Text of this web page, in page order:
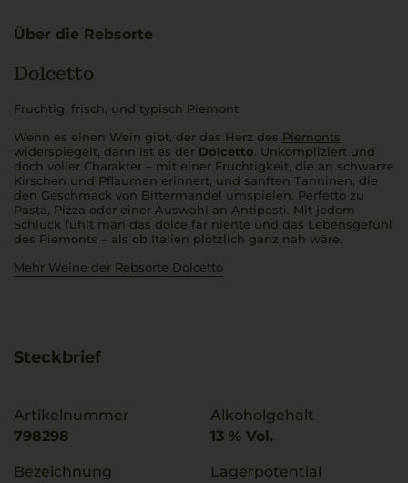
Über die Rebsorte
Dolcetto
Fruchtig, frisch, und typisch Piemont
Wenn es einen Wein gibt, der das Herz des Piemonts
widerspiegelt, dann ist es der Dolcetto. Unkompliziert und
doch voller Charakter – mit einer Fruchtigkeit, die an schwarze
Kirschen und Pflaumen erinnert, und sanften Tanninen, die
den Geschmack von Bittermandel umspielen. Perfetto zu
Pasta, Pizza oder einer Auswahl an Antipasti. Mit jedem
Schluck fühlt man das dolce far niente und das Lebensgefühl
des Piemonts – als ob Italien plötzlich ganz nah wäre.
Mehr Weine der Rebsorte Dolcetto
Steckbrief
Artikelnummer
798298
Bezeichnung
Alkoholgehalt
13 % Vol.
Lagerpotential